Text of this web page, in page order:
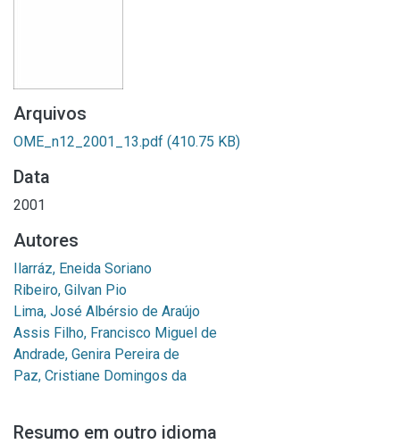
Arquivos
OME_n12_2001_13.pdf (410.75 KB)
Data
2001
Autores
Ilarráz, Eneida Soriano
Ribeiro, Gilvan Pio
Lima, José Albérsio de Araújo
Assis Filho, Francisco Miguel de
Andrade, Genira Pereira de
Paz, Cristiane Domingos da
Resumo em outro idioma